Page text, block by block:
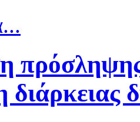
διάρκειας